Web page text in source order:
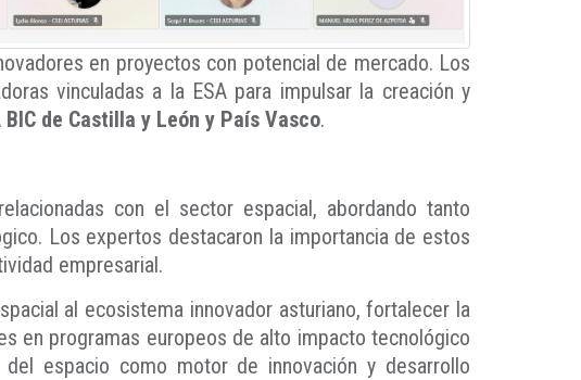
en proyectos con potencial de mercado. Los
vinculadas a la ESA para impulsar la creación y
BIC de Castilla y León y País Vasco.
con el sector espacial, abordando tanto
Los expertos destacaron la importancia de estos
empresarial.
al ecosistema innovador asturiano, fortalecer la
en programas europeos de alto impacto tecnológico
espacio como motor de innovación y desarrollo